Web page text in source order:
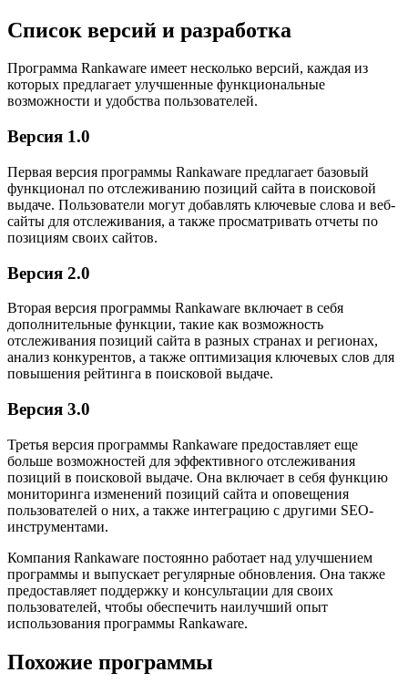
Список версий и разработка
Программа Rankaware имеет несколько версий, каждая из
которых предлагает улучшенные функциональные
возможности и удобства пользователей.
Версия 1.0
Первая версия программы Rankaware предлагает базовый
функционал по отслеживанию позиций сайта в поисковой
выдаче. Пользователи могут добавлять ключевые слова и веб-
сайты для отслеживания, а также просматривать отчеты по
позициям своих сайтов.
Версия 2.0
Вторая версия программы Rankaware включает в себя
дополнительные функции, такие как возможность
отслеживания позиций сайта в разных странах и регионах,
анализ конкурентов, а также оптимизация ключевых слов для
повышения рейтинга в поисковой выдаче.
Версия 3.0
Третья версия программы Rankaware предоставляет еще
больше возможностей для эффективного отслеживания
позиций в поисковой выдаче. Она включает в себя функцию
мониторинга изменений позиций сайта и оповещения
пользователей о них, а также интеграцию с другими SEO-
инструментами.
Компания Rankaware постоянно работает над улучшением
программы и выпускает регулярные обновления. Она также
предоставляет поддержку и консультации для своих
пользователей, чтобы обеспечить наилучший опыт
использования программы Rankaware.
Похожие программы